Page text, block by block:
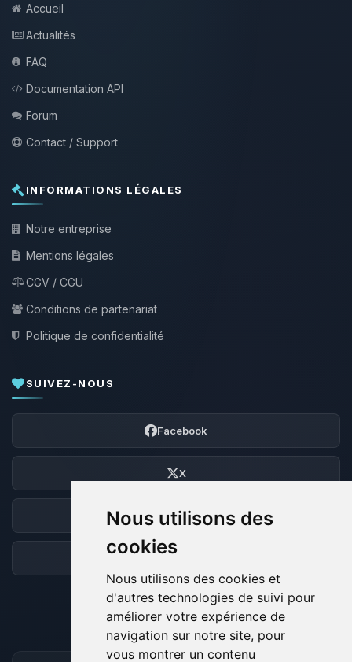
Nous utilisons des
cookies
Nous utilisons des cookies et
d'autres technologies de suivi pour
améliorer votre expérience de
navigation sur notre site, pour
vous montrer un contenu
Accueil
Actualités
FAQ
Documentation API
Forum
Contact / Support
INFORMATIONS LÉGALES
Notre entreprise
Mentions légales
CGV / CGU
Conditions de partenariat
Politique de confidentialité
SUIVEZ-NOUS
Facebook
X
Discord
Forum